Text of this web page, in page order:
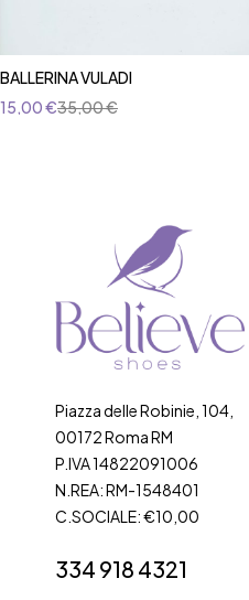
BALLERINA VULADI
35,00€
15,00€
Piazza delle Robinie, 104,
00172 Roma RM
P.IVA 14822091006
N.REA: RM-1548401
C.SOCIALE: €10,00
334 918 4321